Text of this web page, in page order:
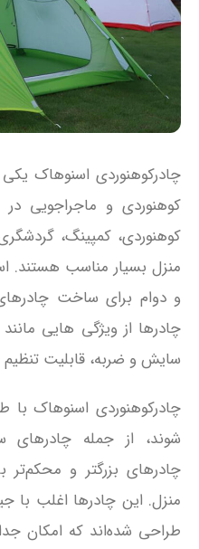
چادرکوهنوردی اسنوهاک
کوهنوردی و ماجراجویی
کوهنوردی، کمپینگ،
منزل بسیار مناسب هستند.
و دوام برای ساخت
چادرها از ویژگی‌ هایی
سایش و ضربه، قابلیت تنظیم
چادرکوهنوردی اسنوهاک
شوند، از جمله چادرهای
چادرهای بزرگتر و محکم‌تر
منزل. این چادرها اغلب
طراحی شده‌اند که امکان